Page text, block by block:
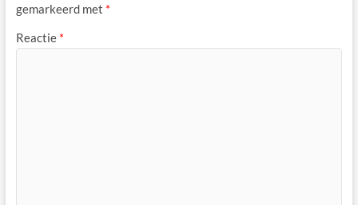
gemarkeerd met *
Reactie *